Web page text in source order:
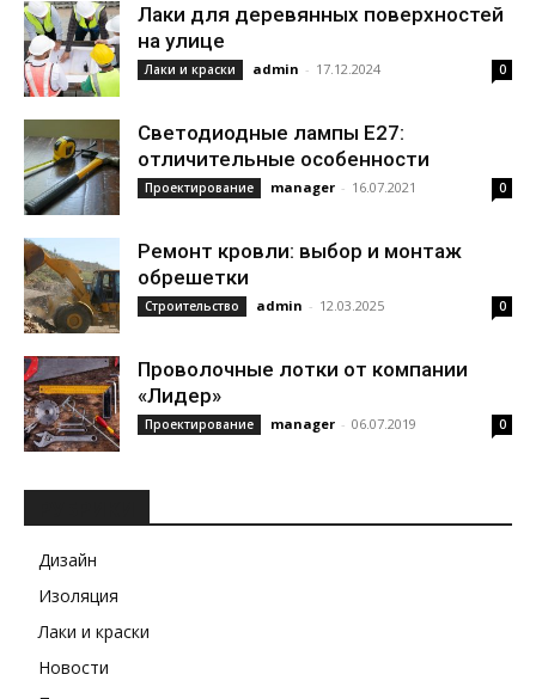
Лаки для деревянных поверхностей
на улице
Лаки и краски admin - 17.12.2024 0
Светодиодные лампы Е27:
отличительные особенности
Проектирование manager - 16.07.2021 0
Ремонт кровли: выбор и монтаж
обрешетки
Строительство admin - 12.03.2025 0
Проволочные лотки от компании
«Лидер»
Проектирование manager - 06.07.2019 0
Дизайн
Изоляция
Лаки и краски
Новости